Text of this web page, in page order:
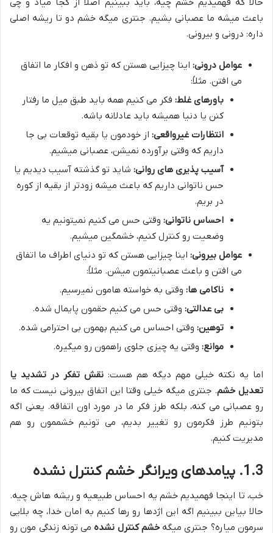
باعث میشه ما عصبانی بشیم. جنتری میگه خشم دو تا ریشه اصلی
داره: درونی و بیرونی.
عوامل درونی: اینا چیزایی هستن که تو ذهن و افکار ما اتفاق
می افتن. مثلاً:
باورهای غلط: فکر می کنیم همه باید طبق میل ما رفتار
کنن یا دنیا همیشه باید عادلانه باشه.
انتظارات غیرواقعی: از خودمون یا بقیه توقعات بی جا
داریم که وقتی برآورده نمیشن، عصبانی میشیم.
آسیب پذیری های روانی: شاید تو گذشته آسیب دیدیم یا
حس ناتوانی داریم که باعث میشه زودتر از بقیه از کوره
در بریم.
احساس ناتوانی: وقتی حس می کنیم نمیتونیم یه
وضعیت رو کنترل کنیم، خشمگین میشیم.
عوامل بیرونی: اینا چیزایی هستن که تو دنیای اطراف ما اتفاق
می افتن و باعث عصبانیتمون میشن. مثلاً:
ناکامی ها: وقتی به خواسته هامون نمیرسیم.
بی عدالتی: وقتی حس می کنیم حقمون پایمال شده.
توهین: وقتی احساس می کنیم بهمون بی احترامی شده.
موانع: وقتی یه چیزی جلوی راهمون رو میگیره.
اما یه نکته خیلی مهم دیگه هم هست: نقش تفکر در تشدید یا
تعدیل خشم. جنتری میگه خیلی وقتا این اتفاق بیرونی نیست که ما
رو عصبانی می کنه، بلکه طرز فکر ما در مورد اون اتفاقه. یعنی اگه
بتونیم طرز فکرمون رو تغییر بدیم، می تونیم خشممون رو هم
مدیریت کنیم.
1.3. پیامدهای ویرانگر خشم کنترل نشده
خب، تا اینجا فهمیدیم خشم یه احساس طبیعیه و ریشه هاش چیه.
حالا بیاین ببینیم اگه این اژدها رو رها کنیم به امان خدا، چه بلایی
سرمون میاره؟ جنتری میگهخشم کنترل نشدهمی تونه زندگی مون رو